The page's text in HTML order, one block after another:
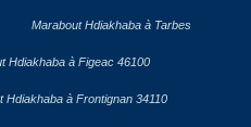
Marabout Hdiakhaba à Tarbes
Hdiakhaba à Figeac 46100
Hdiakhaba à Frontignan 34110